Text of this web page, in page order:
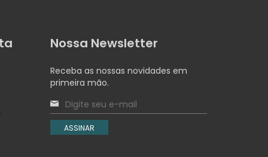
Nossa Newsletter
Receba as nossas novidades em
primeira mão.
ASSINAR